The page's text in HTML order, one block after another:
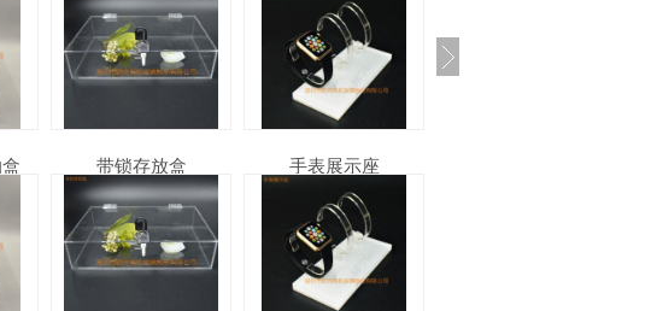
盒 带锁存放盒 手表展示座